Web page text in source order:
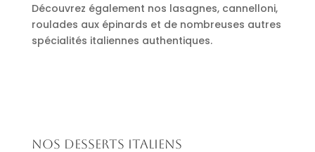
Découvrez également nos lasagnes, cannelloni,
roulades aux épinards et de nombreuses autres
spécialités italiennes authentiques.
Nos desserts italiens